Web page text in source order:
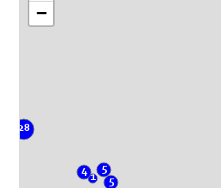
1
4 5
28
5
−